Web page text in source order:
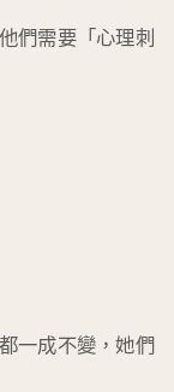
們需要「心理刺
一成不變，她們